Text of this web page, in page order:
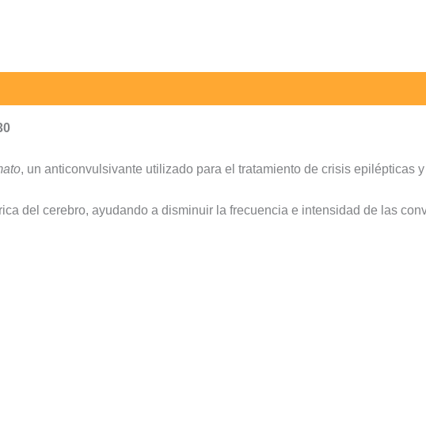
, un anticonvulsivante utilizado para el tratamiento de crisis epilépticas
del cerebro, ayudando a disminuir la frecuencia e intensidad de las